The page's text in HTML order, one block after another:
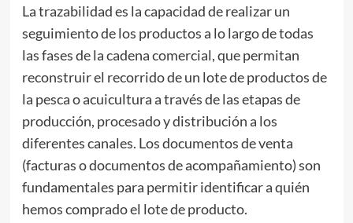
La trazabilidad es la capacidad de realizar un
seguimiento de los productos a lo largo de todas
las fases de la cadena comercial, que permitan
reconstruir el recorrido de un lote de productos de
la pesca o acuicultura a través de las etapas de
producción, procesado y distribución a los
diferentes canales. Los documentos de venta
(facturas o documentos de acompañamiento) son
fundamentales para permitir identificar a quién
hemos comprado el lote de producto.